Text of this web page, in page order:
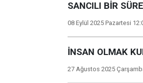
SANCILI BİR
08 Eylül 2025 Pazartesi
İNSAN OLMAK
27 Ağustos 2025